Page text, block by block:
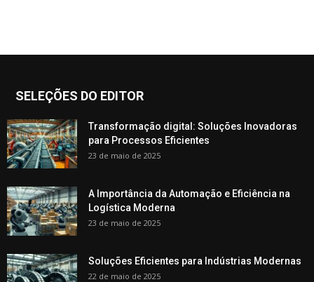
SELEÇÕES DO EDITOR
Transformação digital: Soluções Inovadoras
para Processos Eficientes
23 de maio de 2025
A Importância da Automação e Eficiência na
Logística Moderna
23 de maio de 2025
Soluções Eficientes para Indústrias Modernas
22 de maio de 2025